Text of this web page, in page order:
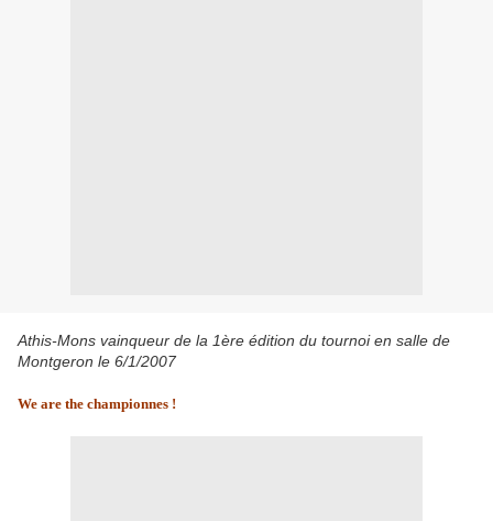
Athis-Mons vainqueur de la 1ère édition du tournoi en salle de
Montgeron le 6/1/2007
We are the championnes !